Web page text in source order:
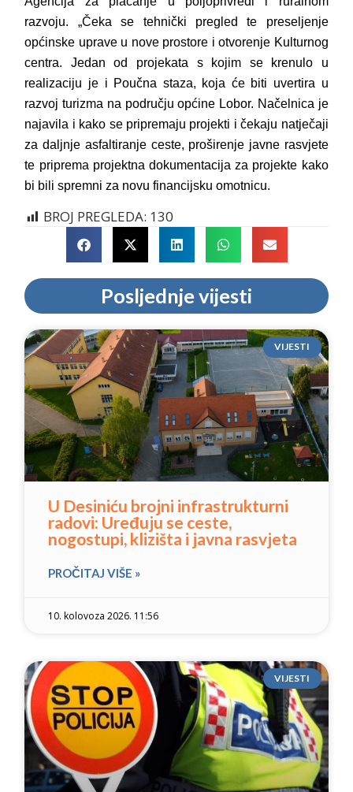
razvoju. „Čeka se tehnički pregled te preseljenje
općinske uprave u nove prostore i otvorenje Kulturnog
centra. Jedan od projekata s kojim se krenulo u
realizaciju je i Poučna staza, koja će biti uvertira u
razvoj turizma na području općine Lobor. Načelnica je
najavila i kako se pripremaju projekti i čekaju natječaji
za daljnje asfaltiranje ceste, proširenje javne rasvjete
te priprema projektna dokumentacija za projekte kako
bi bili spremni za novu financijsku omotnicu.
BROJ PREGLEDA: 130
Posljednje vijesti
VIJESTI
U Desiniću brojni infrastrukturni
radovi: Uređuju se ceste,
nogostupi, klizišta i javna rasvjeta
PROČITAJ VIŠE »
10. kolovoza 2026. 11:56
VIJESTI